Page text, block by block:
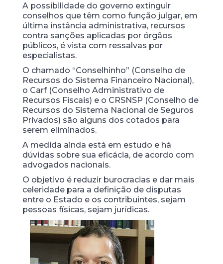
A possibilidade do governo extinguir
conselhos que têm como função julgar, em
última instância administrativa, recursos
contra sanções aplicadas por órgãos
públicos, é vista com ressalvas por
especialistas.
O chamado “Conselhinho” (Conselho de
Recursos do Sistema Financeiro Nacional),
o Carf (Conselho Administrativo de
Recursos Fiscais) e o CRSNSP (Conselho de
Recursos do Sistema Nacional de Seguros
Privados) são alguns dos cotados para
serem eliminados.
A medida ainda está em estudo e há
dúvidas sobre sua eficácia, de acordo com
advogados nacionais.
O objetivo é reduzir burocracias e dar mais
celeridade para a definição de disputas
entre o Estado e os contribuintes, sejam
pessoas físicas, sejam jurídicas.